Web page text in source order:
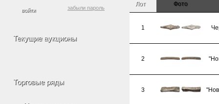
забыли пароль
Текущие аукционы
Торговые ряды
Лот Фото
1
2
3